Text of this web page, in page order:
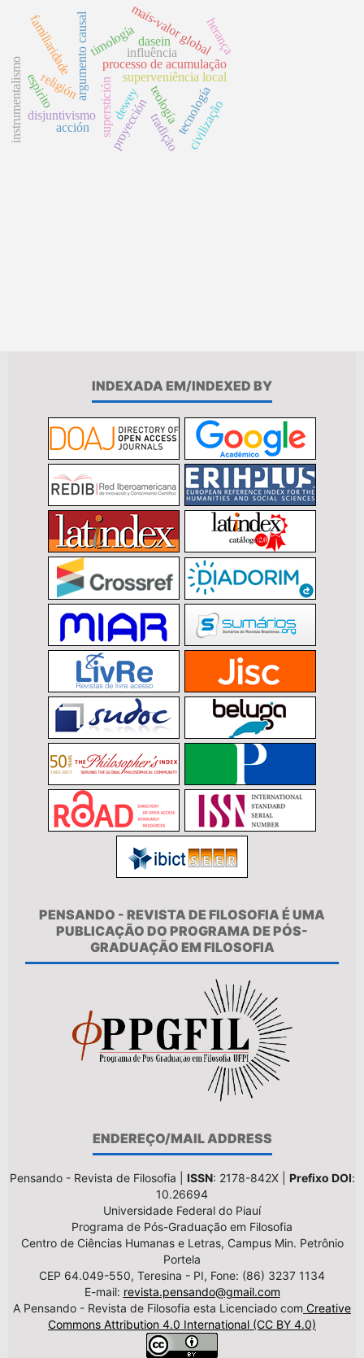
argumento causal
supersticiónproyección
processo de acumulação
mais-valor global
superveniência local
disjuntivismo
religión tecnología
instrumentalismo dewey teología
espirito
influência
familiaridade dasein herança
tradição
timología
acción civilização
INDEXADA EM/INDEXED BY
PENSANDO - REVISTA DE FILOSOFIA É UMA
PUBLICAÇÃO DO PROGRAMA DE PÓS-
GRADUAÇÃO EM FILOSOFIA
ENDEREÇO/MAIL ADDRESS
Pensando - Revista de Filosofia | ISSN: 2178-842X | Prefixo DOI:
10.26694
Universidade Federal do Piauí
Programa de Pós-Graduação em Filosofia
Centro de Ciências Humanas e Letras, Campus Min. Petrônio
Portela
CEP 64.049-550, Teresina - PI, Fone: (86) 3237 1134
E-mail: revista.pensando@gmail.com
A Pensando - Revista de Filosofia esta Licenciado com Creative
Commons Attribution 4.0 International (CC BY 4.0)